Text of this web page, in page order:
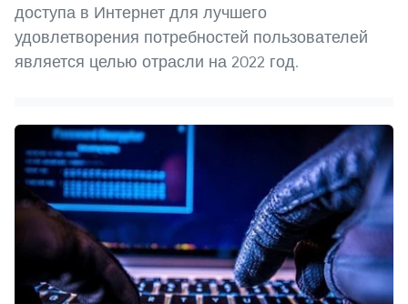
доступа в Интернет для лучшего
удовлетворения потребностей пользователей
является целью отрасли на 2022 год.